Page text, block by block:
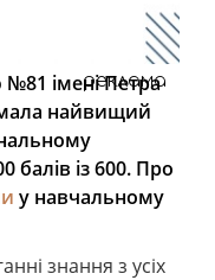
реклама
імені Петра
найвищий
балів із 600. Про
у навчальному
знання з усіх